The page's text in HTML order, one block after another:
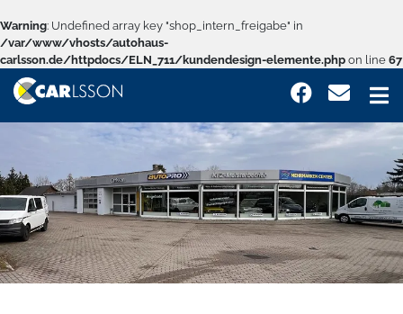
Warning: Undefined array key "shop_intern_freigabe" in
/var/www/vhosts/autohaus-
carlsson.de/httpdocs/ELN_711/kundendesign-elemente.php on line 67